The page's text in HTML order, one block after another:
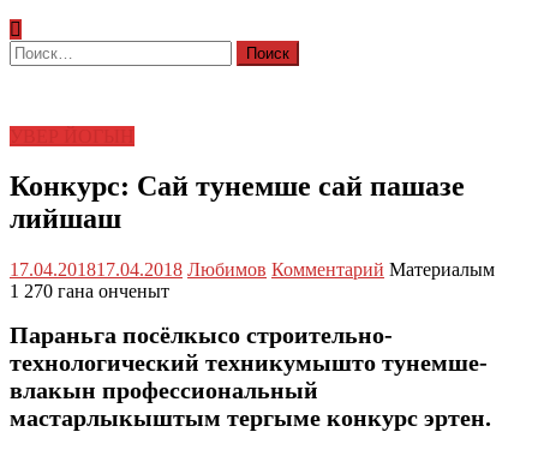
Найти:
Конкурс: Сай тунемше сай пашазе
лийшаш
17.04.201817.04.2018 Любимов Комментарий Материалым
1 270 гана онченыт
Параньга посёлкысо строительно-
технологический техникумышто тунемше-
влакын профессиональный
мастарлыкыштым тергыме конкурс эртен.